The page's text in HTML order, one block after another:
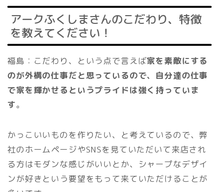
アークふくしまさんのこだわり、特徴
を教えてください！
福島：こだわり、という点で言えば家を素敵にする
のが外構の仕事だと思っているので、自分達の仕事
で家を輝かせるというプライドは強く持っていま
す。
かっこいいものを作りたい、と考えているので、弊
社のホームページやSNSを見ていただいて来店され
る方はモダンな感じがいいとか、シャープなデザイ
ンが好きという要望をもって来ていただけることが